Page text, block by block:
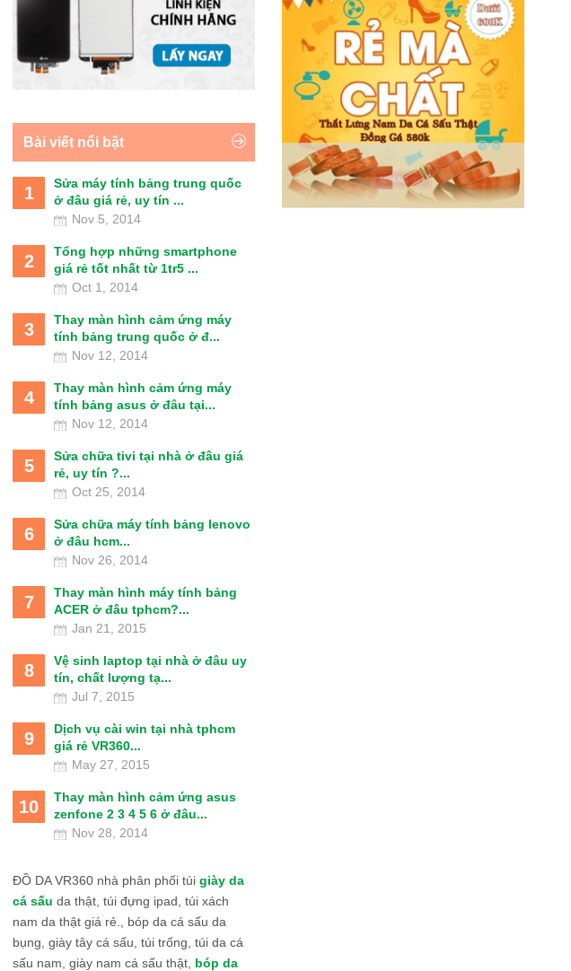
Bài viết nổi bật
1
Sửa máy tính bảng trung quốc
ở đâu giá rẻ, uy tín ...
Nov 5, 2014
2
Tổng hợp những smartphone
giá rẻ tốt nhất từ 1tr5 ...
Oct 1, 2014
3
Thay màn hình cảm ứng máy
tính bảng trung quốc ở đ...
Nov 12, 2014
4
Thay màn hình cảm ứng máy
tính bảng asus ở đâu tại...
Nov 12, 2014
5
Sửa chữa tivi tại nhà ở đâu giá
rẻ, uy tín ?...
Oct 25, 2014
6
Sửa chữa máy tính bảng lenovo
ở đâu hcm...
Nov 26, 2014
7
Thay màn hình máy tính bảng
ACER ở đâu tphcm?...
Jan 21, 2015
8
Vệ sinh laptop tại nhà ở đâu uy
tín, chất lượng tạ...
Jul 7, 2015
9
Dịch vụ cài win tại nhà tphcm
giá rẻ VR360...
May 27, 2015
10
Thay màn hình cảm ứng asus
zenfone 2 3 4 5 6 ở đâu...
Nov 28, 2014
ĐỒ DA VR360 nhà phân phối túi giày da
cá sấu da thật, túi đựng ipad, túi xách
nam da thật giá rẻ., bóp da cá sấu da
bụng, giày tây cá sấu, túi trống, túi da cá
sấu nam, giày nam cá sấu thật, bóp da